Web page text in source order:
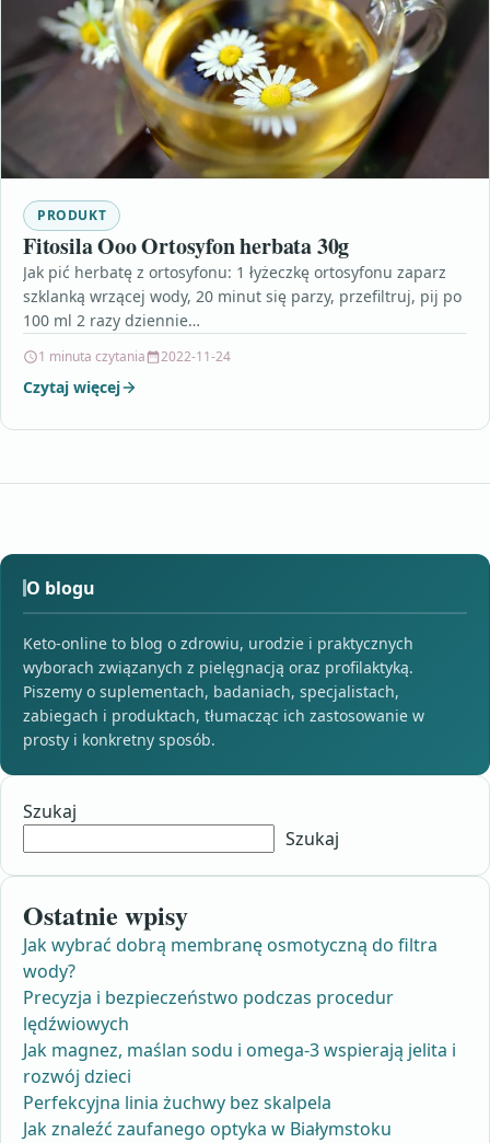
PRODUKT
Fitosila Ooo Ortosyfon herbata 30g
Jak pić herbatę z ortosyfonu: 1 łyżeczkę ortosyfonu zaparz
szklanką wrzącej wody, 20 minut się parzy, przefiltruj, pij po
100 ml 2 razy dziennie…
1 minuta czytania 2022-11-24
Czytaj więcej
O blogu
Keto-online to blog o zdrowiu, urodzie i praktycznych
wyborach związanych z pielęgnacją oraz profilaktyką.
Piszemy o suplementach, badaniach, specjalistach,
zabiegach i produktach, tłumacząc ich zastosowanie w
prosty i konkretny sposób.
Szukaj
Szukaj
Ostatnie wpisy
Jak wybrać dobrą membranę osmotyczną do filtra
wody?
Precyzja i bezpieczeństwo podczas procedur
lędźwiowych
Jak magnez, maślan sodu i omega-3 wspierają jelita i
rozwój dzieci
Perfekcyjna linia żuchwy bez skalpela
Jak znaleźć zaufanego optyka w Białymstoku